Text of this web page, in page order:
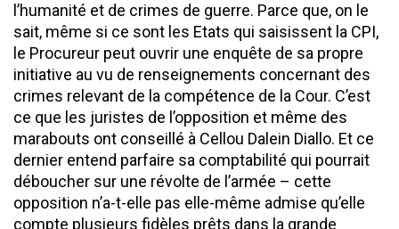
l’humanité et de crimes de guerre. Parce que, on le
sait, même si ce sont les Etats qui saisissent la CPI,
le Procureur peut ouvrir une enquête de sa propre
initiative au vu de renseignements concernant des
crimes relevant de la compétence de la Cour. C’est
ce que les juristes de l’opposition et même des
marabouts ont conseillé à Cellou Dalein Diallo. Et ce
dernier entend parfaire sa comptabilité qui pourrait
déboucher sur une révolte de l’armée – cette
opposition n’a-t-elle pas elle-même admise qu’elle
compte plusieurs fidèles prêts dans la grande